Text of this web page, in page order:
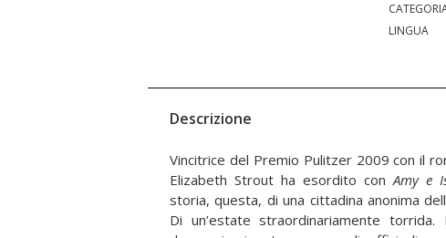
LINGUA
Descrizione
Vincitrice del Premio Pulitzer 2009 con il
Elizabeth Strout ha esordito conAmy e
storia, questa, di una cittadina anonima
Di un’estate straordinariamente